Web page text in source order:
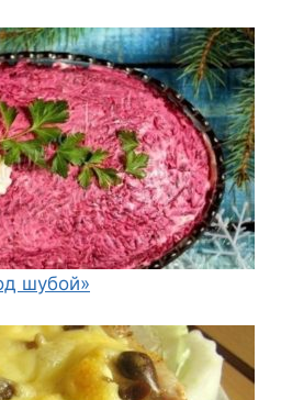
шубой»